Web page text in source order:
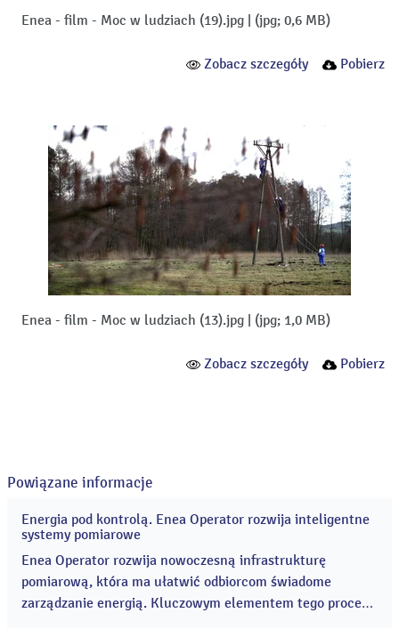
Enea - film - Moc w ludziach (19).jpg (jpg; 0,6 MB)
Zobacz szczegóły Pobierz
Enea - film - Moc w ludziach (13).jpg (jpg; 1,0 MB)
Zobacz szczegóły Pobierz
Powiązane informacje
29
Energia pod kontrolą. Enea Operator rozwija inteligentne
systemy pomiarowe
Enea Operator rozwija nowoczesną infrastrukturę
pomiarową, która ma ułatwić odbiorcom świadome
zarządzanie energią. Kluczowym elementem tego procesu